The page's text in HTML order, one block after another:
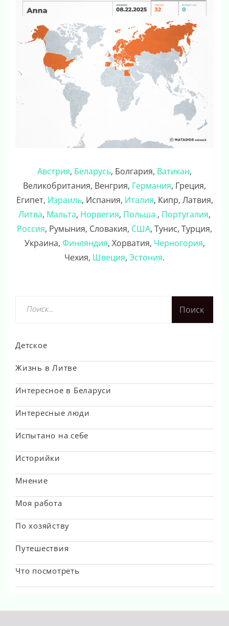
Австрия, Беларусь, Болгария, Ватикан,
Великобритания, Венгрия, Германия, Греция,
Египет, Израиль, Испания, Италия, Кипр, Латвия,
Литва, Мальта, Норвегия, Польша , Португалия,
Россия, Румыния, Словакия, США, Тунис, Турция,
Украина, Финляндия, Хорватия, Черногория,
Чехия, Швеция, Эстония.
Детское
Жизнь в Литве
Интересное в Беларуси
Интересные люди
Испытано на себе
Историйки
Мнение
Моя работа
По хозяйству
Путешествия
Что посмотреть